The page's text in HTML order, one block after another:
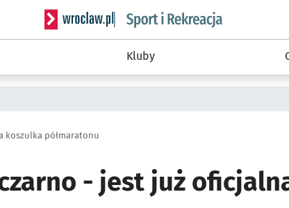
Serwis informacyjny wroclaw.pl podserwis:
Kluby
koszulka półmaratonu
- jest już